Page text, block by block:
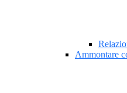
Ammontare